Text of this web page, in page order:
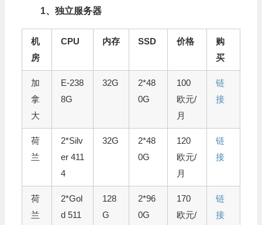
1、独立服务器
机
房
CPU 内存 SSD 价格
购
买
加
拿
大
E-238
8G
32G
2*48
0G
100
欧元/
月
链
接
荷
兰
2*Silv
er 411
4
32G
2*48
0G
120
欧元/
月
链
接
荷
兰
2*Gol
d 511
128
G
2*96
0G
170
欧元/
链
接